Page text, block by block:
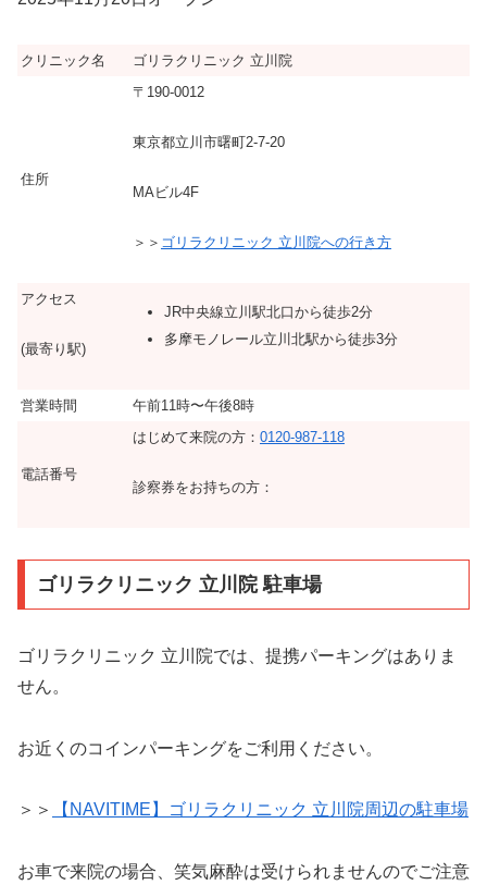
クリニック名 ゴリラクリニック 立川院
住所
〒190-0012
東京都立川市曙町2-7-20
MAビル4F
＞＞ ゴリラクリニック 立川院への行き方
アクセス
(最寄り駅)
JR中央線立川駅北口から徒歩2分
多摩モノレール立川北駅から徒歩3分
営業時間 午前11時〜午後8時
電話番号
はじめて来院の方： 0120-987-118
診察券をお持ちの方：
ゴリラクリニック 立川院 駐車場
ゴリラクリニック 立川院では、提携パーキングはありま
せん。
お近くのコインパーキングをご利用ください。
＞＞ 【NAVITIME】ゴリラクリニック 立川院周辺の駐車場
お車で来院の場合、笑気麻酔は受けられませんのでご注意